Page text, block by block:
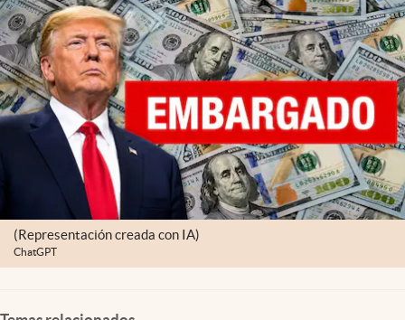
(Representación creada con IA)
ChatGPT